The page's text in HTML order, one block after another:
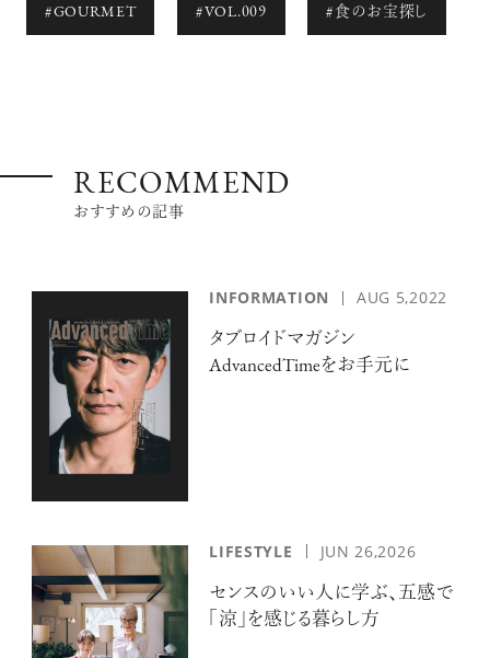
#GOURMET #VOL.009 #食のお宝探し
RECOMMEND
おすすめの記事
INFORMATION AUG 5,2022
タブロイドマガジン
AdvancedTimeをお手元に
LIFESTYLE JUN 26,2026
センスのいい人に学ぶ、五感で
「涼」を感じる暮らし方